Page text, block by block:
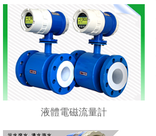
液體電磁流量計